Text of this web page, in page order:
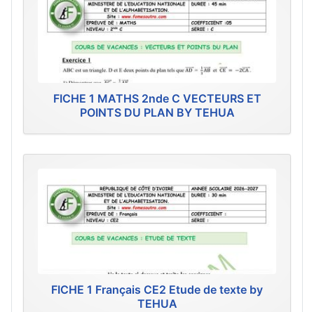
FICHE 1 MATHS 2nde C VECTEURS ET
POINTS DU PLAN BY TEHUA
FICHE 1 Français CE2 Etude de texte by
TEHUA